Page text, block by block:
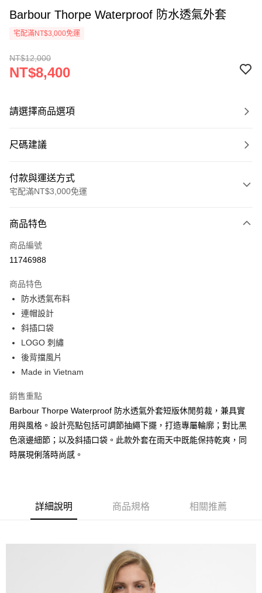
Barbour Thorpe Waterproof 防水透氣外套
宅配滿NT$3,000免運
NT$12,000
NT$8,400
請選擇商品選項
尺碼建議
付款與運送方式
宅配滿NT$3,000免運
信用卡一次付款
信用卡分期付款
合作金庫商業銀行
華南商業銀行
上海商業儲蓄銀行
國泰世華商業銀行
臺灣中小企業銀行
匯豐（台灣）商業銀行
聯邦商業銀行
元大商業銀行
台新國際商業銀行
台灣樂天信用卡公司
LINE Pay
Apple Pay
悠遊付
全盈+PAY
AFTEE先享後付
相關說明
【關於「AFTEE先享後付」】
３．安心：先確認商品／服務後，再付款。
結帳頁面，進行簡訊認證並確認金額後，即可完成結帳。
２．訂單成立數日內，您將收到繳費通知簡訊。
３．收到繳費通知簡訊後14天內，點擊此簡訊中的連結，可透過四大超商／
ATM／網路銀行／等多元方式進行付款，方視為交易完成。
※ 請注意：結帳手續完成當下不需立刻繳費，但若您需要取消訂單，請聯絡
ATM付款
黑貓宅急便配送到府
商品特色
商品編號
11746988
商品特色
防水透氣布料
連帽設計
斜插口袋
LOGO 刺繡
後背擋風片
Made in Vietnam
銷售重點
Barbour Thorpe Waterproof 防水透氣外套短版休閒剪裁，兼具實
用與風格。設計亮點包括可調節抽繩下擺，打造專屬輪廓；對比黑
色滾邊細節；以及斜插口袋。此款外套在雨天中既能保持乾爽，同
時展現俐落時尚感。
詳細說明 商品規格 相關推薦